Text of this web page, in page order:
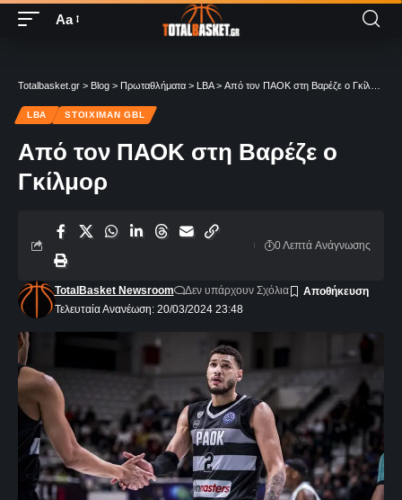
Aa
Totalbasket.gr > Blog > Πρωταθλήματα > LBA> Από τον ΠΑΟΚ στη Βαρέζε ο Γκίλμορ
LBA STOIXIMAN GBL
Από τον ΠΑΟΚ στη Βαρέζε ο
Γκίλμορ
Τελευταία Ανανέωση: 20/03/2024 23:48
TotalBasket Newsroom Δεν υπάρχουν Σχόλια
0 Λεπτά Aνάγνωσης